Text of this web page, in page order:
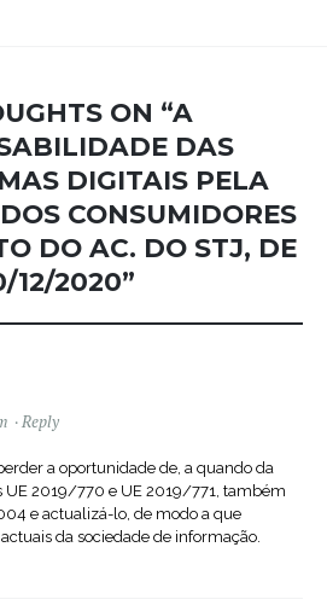
ON “A
DAS
DIGITAIS PELA
CONSUMIDORES
DO AC. DO STJ, DE
12/2020”
Reply
a oportunidade de, a quando da
UE 2019/770 e UE 2019/771, também
e actualizá-lo, de modo a que
da sociedade de informação.